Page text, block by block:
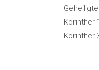
Korinther
Korinther